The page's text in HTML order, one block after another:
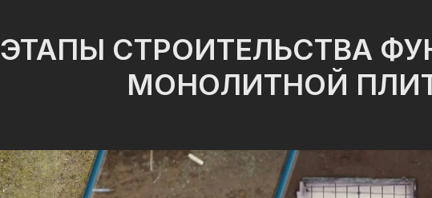
ЭТАПЫ СТРОИТЕЛЬСТВА
МОНОЛИТНОЙ